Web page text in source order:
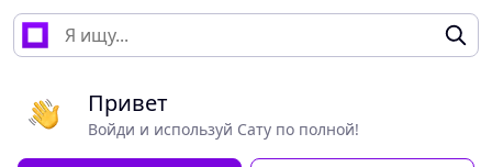
Привет
Войди и используй Сату по полной!